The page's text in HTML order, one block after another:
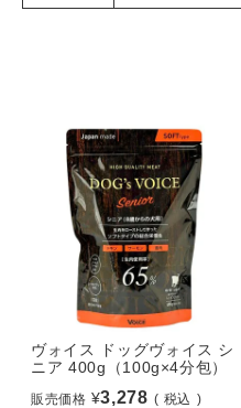
ヴォイス ドッグヴォイス シ
ニア 400g（100g×4分包）
販売価格 ¥3,278
税込